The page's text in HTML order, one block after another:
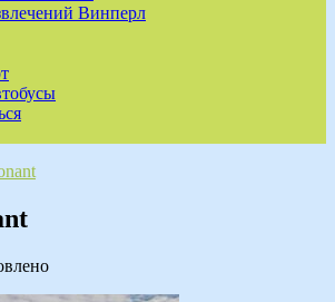
Винперл